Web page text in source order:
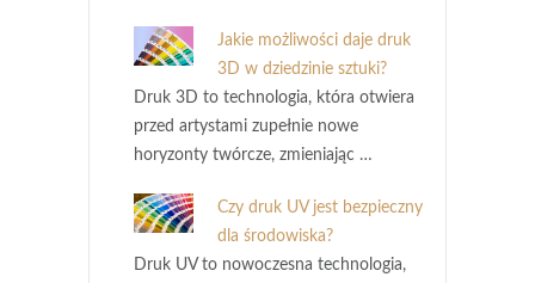
Jakie możliwości daje druk
3D w dziedzinie sztuki?
Druk 3D to technologia, która otwiera
przed artystami zupełnie nowe
horyzonty twórcze, zmieniając …
Czy druk UV jest bezpieczny
dla środowiska?
Druk UV to nowoczesna technologia,